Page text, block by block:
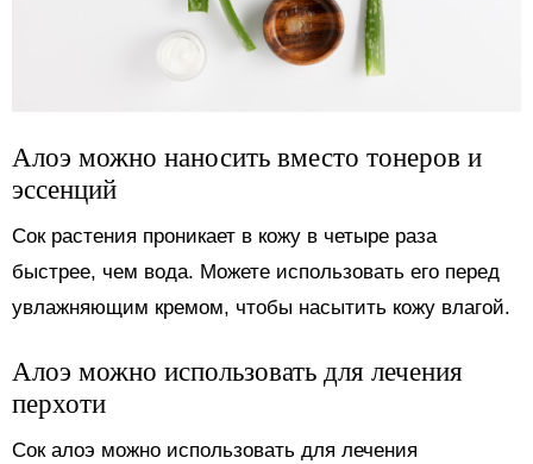
Алоэ можно наносить вместо тонеров и
эссенций
Сок растения проникает в кожу в четыре раза
быстрее, чем вода. Можете использовать его перед
увлажняющим кремом, чтобы насытить кожу влагой.
Алоэ можно использовать для лечения
перхоти
Сок алоэ можно использовать для лечения